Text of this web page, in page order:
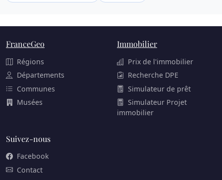
FranceGeo
Régions
Départements
Communes
Musées
Immobilier
Prix de l'immobilier
Recherche DPE
Simulateur de prêt
Simulateur Projet
immobilier
Suivez-nous
Facebook
Contact